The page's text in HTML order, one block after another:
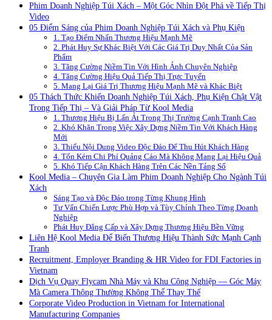
Phim Doanh Nghiệp Túi Xách – Một Góc Nhìn Đột Phá về Tiếp Thị
Video
05 Điểm Sáng của Phim Doanh Nghiệp Túi Xách và Phụ Kiện
1. Tạo Điểm Nhấn Thương Hiệu Mạnh Mẽ
2. Phát Huy Sự Khác Biệt Với Các Giá Trị Duy Nhất Của Sản
Phẩm
3. Tăng Cường Niềm Tin Với Hình Ảnh Chuyên Nghiệp
4. Tăng Cường Hiệu Quả Tiếp Thị Trực Tuyến
5. Mang Lại Giá Trị Thương Hiệu Mạnh Mẽ và Khác Biệt
05 Thách Thức Khiến Doanh Nghiệp Túi Xách, Phụ Kiện Chật Vật
Trong Tiếp Thị – Và Giải Pháp Từ Kool Media
1. Thương Hiệu Bị Lấn Át Trong Thị Trường Cạnh Tranh Cao
2. Khó Khăn Trong Việc Xây Dựng Niềm Tin Với Khách Hàng
Mới
3. Thiếu Nội Dung Video Độc Đáo Để Thu Hút Khách Hàng
4. Tốn Kém Chi Phí Quảng Cáo Mà Không Mang Lại Hiệu Quả
5. Khó Tiếp Cận Khách Hàng Trên Các Nền Tảng Số
Kool Media – Chuyên Gia Làm Phim Doanh Nghiệp Cho Ngành Túi
Xách
Sáng Tạo và Độc Đáo trong Từng Khung Hình
Tư Vấn Chiến Lược Phù Hợp và Tùy Chỉnh Theo Từng Doanh
Nghiệp
Phát Huy Đẳng Cấp và Xây Dựng Thương Hiệu Bền Vững
Liên Hệ Kool Media Để Biến Thương Hiệu Thành Sức Mạnh Cạnh
Tranh
Recruitment, Employer Branding & HR Video for FDI Factories in
Vietnam
Dịch Vụ Quay Flycam Nhà Máy và Khu Công Nghiệp — Góc Máy
Mà Camera Thông Thường Không Thể Thay Thế
Corporate Video Production in Vietnam for International
Manufacturing Companies